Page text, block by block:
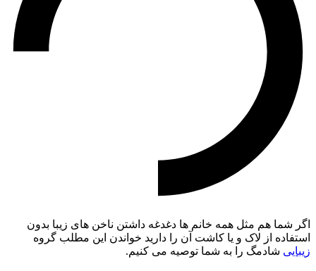
اگر شما هم مثل همه خانم ها دغدغه داشتن ناخن های زیبا بدون
استفاده از لاک و یا کاشت آن را دارید خواندن این مطلب گروه
زیبایی شادمگ را به شما توصیه می کنیم.